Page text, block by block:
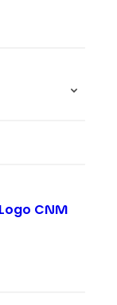
Logo CNM